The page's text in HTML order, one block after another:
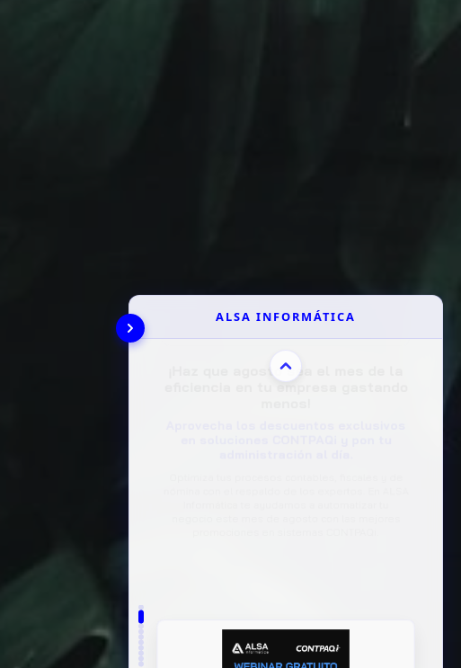
ALSA INFORMÁTICA
Evita multas y errores costosos en
IMSS o ISR adaptando tu negocio a las
nuevas normativas vigentes en México.